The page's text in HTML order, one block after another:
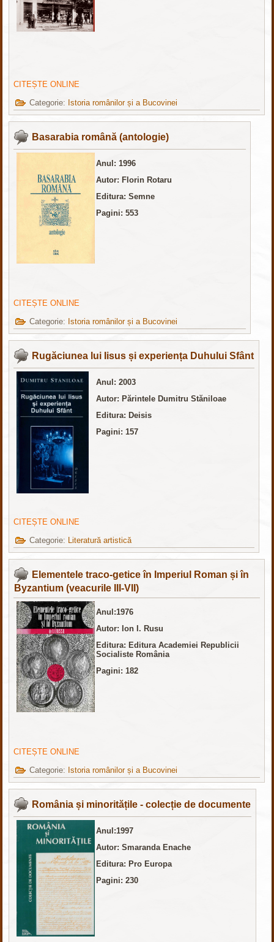
CITEȘTE ONLINE
Categorie: Istoria românilor și a Bucovinei
Basarabia română (antologie)
Anul: 1996
Autor: Florin Rotaru
Editura: Semne
Pagini: 553
CITEȘTE ONLINE
Categorie: Istoria românilor și a Bucovinei
Rugăciunea lui Iisus și experiența Duhului Sfânt
Anul: 2003
Autor: Părintele Dumitru Stăniloae
Editura: Deisis
Pagini: 157
CITEȘTE ONLINE
Categorie:
Literatură artistică
Elementele traco-getice în Imperiul Roman și în
Byzantium (veacurile III-VII)
Anul:1976
Autor: Ion I. Rusu
Editura: Editura Academiei Republicii
Socialiste România
Pagini: 182
CITEȘTE ONLINE
Categorie: Istoria românilor și a Bucovinei
România și minoritățile - colecție de documente
Anul:1997
Autor: Smaranda Enache
Editura: Pro Europa
Pagini: 230